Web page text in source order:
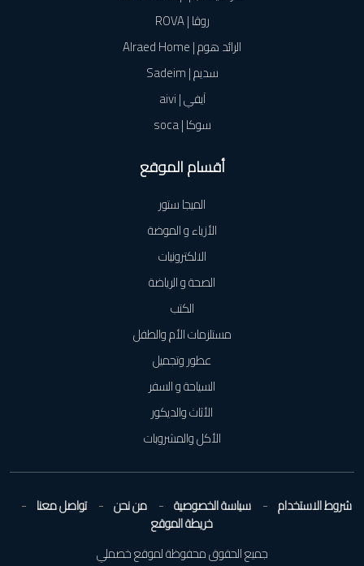
روڤا | ROVA
الرائد هوم | Alraed Home
سديم | Sadeim
آيفي | aivi
سوكا | soca
أقسام الموقع
الميجا ستور
الأزياء و الموضة
الالكترونيات
الصحة و الرياضة
الكتب
مستلزمات الأم والطفل
عطور وتجميل
السياحة و السفر
الأثاث والديكور
الأكل والمشروبات
شروط الاستخدام سياسة الخصوصية من نحن تواصل معنا
خريطة الموقع
جميع الحقوق محفوظة لموقع خصملي